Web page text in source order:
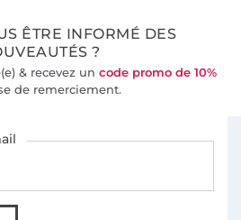
ÊTRE INFORMÉ DES
?
& recevez un code promo de 10%
de remerciement.